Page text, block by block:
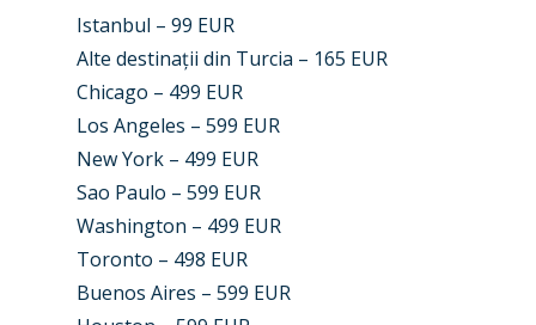
Istanbul – 99 EUR
Alte destinații din Turcia – 165 EUR
Chicago – 499 EUR
Los Angeles – 599 EUR
New York – 499 EUR
Sao Paulo – 599 EUR
Washington – 499 EUR
Toronto – 498 EUR
Buenos Aires – 599 EUR